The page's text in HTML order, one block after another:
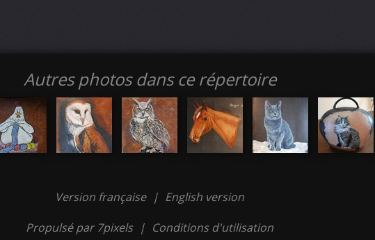
Autres photos dans ce répertoire
Version française | English version
Propulsé par 7pixels | Conditions d'utilisation